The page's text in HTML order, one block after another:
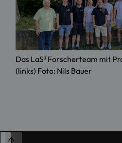
Das LaS³ Forscherteam mit
(links) Foto: Nils Bauer